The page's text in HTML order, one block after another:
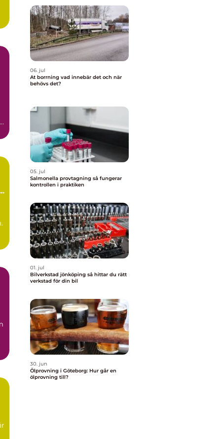
06. jul
At borrning vad innebär det och när
behövs det?
05. jul
Salmonella provtagning så fungerar
kontrollen i praktiken
01. jul
Bilverkstad jönköping så hittar du rätt
verkstad för din bil
30. jun
Ölprovning i Göteborg: Hur går en
ölprovning till?